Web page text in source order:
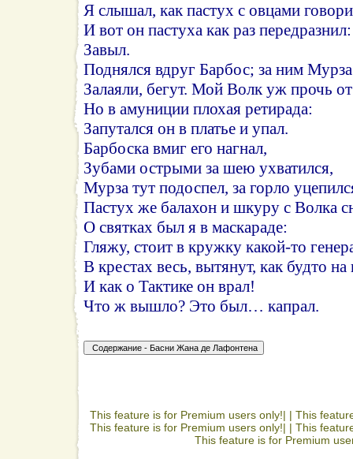
Я слышал, как пастух с овцами
И вот он пастуха как раз передразнил:
Завыл.
Поднялся вдруг Барбос; за ним
Залаяли, бегут. Мой Волк уж прочь от
Но в амуниции плохая ретирада:
Запутался он в платье и упал.
Барбоска вмиг его нагнал,
Зубами острыми за шею ухватился,
Мурза тут подоспел, за горло
Пастух же балахон и шкуру с Волка
О святках был я в маскараде:
Гляжу, стоит в кружку какой-то
В крестах весь, вытянут, как будто на
И как о Тактике он врал!
Что ж вышло? Это был… капрал.
This feature is for Premium users only!| | This
This feature is for Premium users only!| | This
This feature is for Premium